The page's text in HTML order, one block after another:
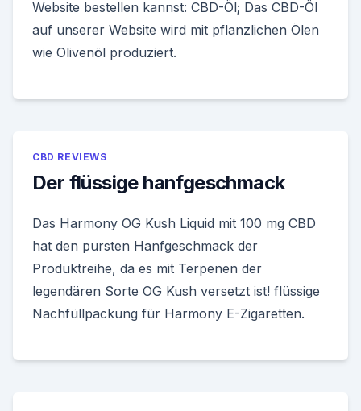
Website bestellen kannst: CBD-Öl; Das CBD-Öl
auf unserer Website wird mit pflanzlichen Ölen
wie Olivenöl produziert.
CBD REVIEWS
Der flüssige hanfgeschmack
Das Harmony OG Kush Liquid mit 100 mg CBD
hat den pursten Hanfgeschmack der
Produktreihe, da es mit Terpenen der
legendären Sorte OG Kush versetzt ist! flüssige
Nachfüllpackung für Harmony E-Zigaretten.